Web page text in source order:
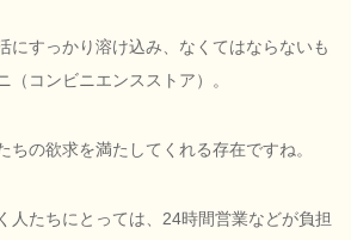
にすっかり溶け込み、なくてはならないも
（コンビニエンスストア）。
ちの欲求を満たしてくれる存在ですね。
人たちにとっては、24時間営業などが負担